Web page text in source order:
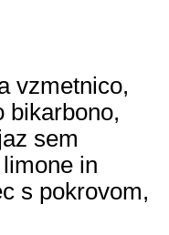
vzmetnico,
bikarbono,
sem
in
s pokrovom,